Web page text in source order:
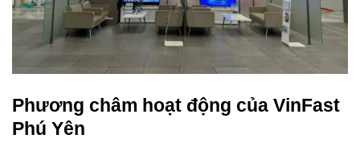
Phương châm hoạt động của VinFast
Phú Yên